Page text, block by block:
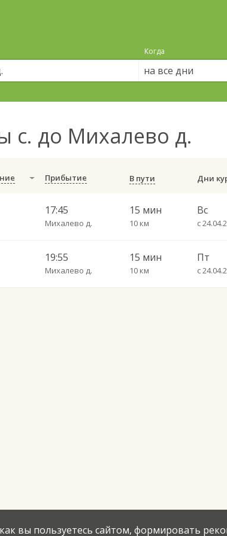
Когда
на все дни
с. до Михалево д.
Прибытие В пути
17:45
Михалево д.
15 мин
10 км
Вс
19:55
Михалево д.
15 мин
10 км
Пт
вы пользуетесь сайтом, формировать